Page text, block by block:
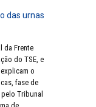
das urnas
da Frente
do TSE, e
o
fase de
Tribunal